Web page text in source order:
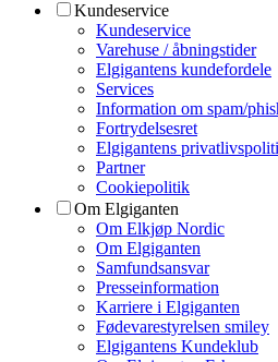
Kundeservice
Kundeservice
Varehuse / åbningstider
Elgigantens kundefordele
Services
Information om spam/
Fortrydelsesret
Elgigantens
Partner
Cookiepolitik
Om Elgiganten
Om Elkjøp Nordic
Om Elgiganten
Samfundsansvar
Presseinformation
Karriere i Elgiganten
Fødevarestyrelsen smiley
Elgigantens Kundeklub